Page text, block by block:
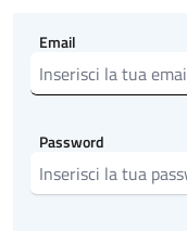
Email
Password